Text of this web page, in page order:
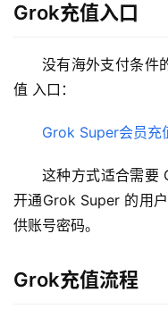
Grok充值入口
没有海外支付条件
值 入口：
Grok Super会员充
这种方式适合需要
开通Grok Super 的用
供账号密码。
Grok充值流程